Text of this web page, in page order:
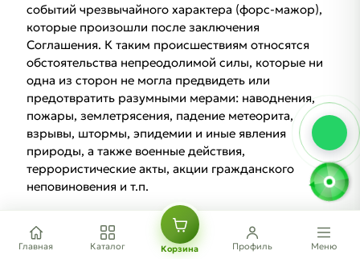
Главная Каталог Корзина Профиль Меню
событий чрезвычайного характера (форс-мажор),
которые произошли после заключения
Соглашения. К таким происшествиям относятся
обстоятельства непреодолимой силы, которые ни
одна из сторон не могла предвидеть или
предотвратить разумными мерами: наводнения,
пожары, землетрясения, падение метеорита,
взрывы, штормы, эпидемии и иные явления
природы, а также военные действия,
террористические акты, акции гражданского
неповиновения и т.п.
15.1. Настоящее Соглашение вступает в силу с